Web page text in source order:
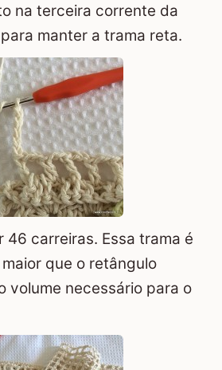
na terceira corrente da
manter a trama reta.
46 carreiras. Essa trama é
que o retângulo
volume necessário para o